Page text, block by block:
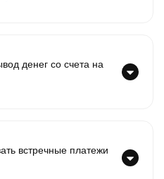
денег со счета на
встречные платежи